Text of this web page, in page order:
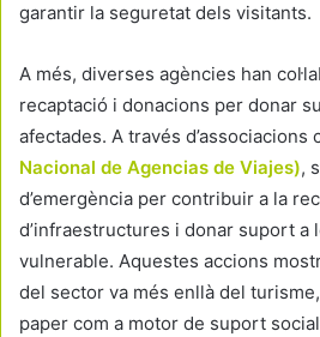
garantir la seguretat dels visitants.
A més, diverses agències han
recaptació i donacions per donar
afectades. A través d’associacions
Nacional de Agencias de Viajes),
d’emergència per contribuir a la
d’infraestructures i donar suport a
vulnerable. Aquestes accions
del sector va més enllà del
paper com a motor de suport